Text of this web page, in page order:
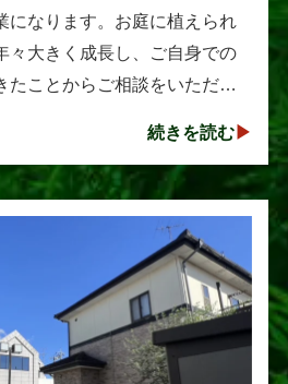
になります。お庭に植えられ
々大きく成長し、ご自身での
たことからご相談をいただき
続きを読む